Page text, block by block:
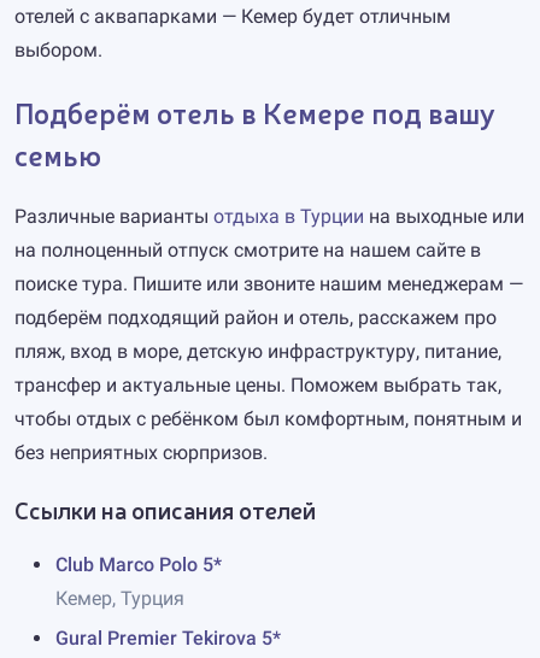
отелей с аквапарками — Кемер будет отличным
выбором.
Подберём отель в Кемере под вашу
семью
Различные варианты отдыха в Турции на выходные или
на полноценный отпуск смотрите на нашем сайте в
поиске тура. Пишите или звоните нашим менеджерам —
подберём подходящий район и отель, расскажем про
пляж, вход в море, детскую инфраструктуру, питание,
трансфер и актуальные цены. Поможем выбрать так,
чтобы отдых с ребёнком был комфортным, понятным и
без неприятных сюрпризов.
Ссылки на описания отелей
Club Marco Polo 5*
Кемер, Турция
Gural Premier Tekirova 5*